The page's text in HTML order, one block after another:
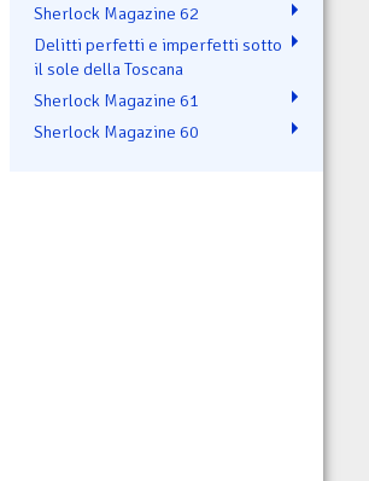
Sherlock Magazine 62
Delitti perfetti e imperfetti sotto
il sole della Toscana
Sherlock Magazine 61
Sherlock Magazine 60